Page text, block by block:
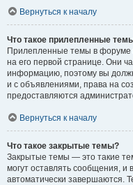
Вернуться к началу
Что такое прилепленные
Прилепленные темы в форуме
на его первой странице. Они
информацию, поэтому вы
и с объявлениями, права на
предоставляются
Вернуться к началу
Что такое закрытые темы?
Закрытые темы — это такие
могут оставлять сообщения, и
автоматически завершаются.